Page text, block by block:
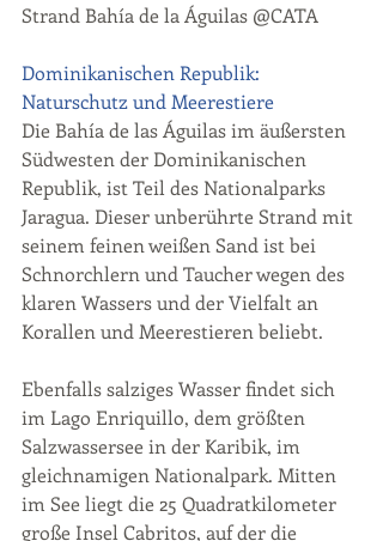
Strand Bahía de la Águilas @CATA
Dominikanischen Republik:
Naturschutz und Meerestiere
Die Bahía de las Águilas im äußersten
Südwesten der Dominikanischen
Republik, ist Teil des Nationalparks
Jaragua. Dieser unberührte Strand mit
seinem feinen weißen Sand ist bei
Schnorchlern und Taucher wegen des
klaren Wassers und der Vielfalt an
Korallen und Meerestieren beliebt.
Ebenfalls salziges Wasser findet sich
im Lago Enriquillo, dem größten
Salzwassersee in der Karibik, im
gleichnamigen Nationalpark. Mitten
im See liegt die 25 Quadratkilometer
große Insel Cabritos, auf der die